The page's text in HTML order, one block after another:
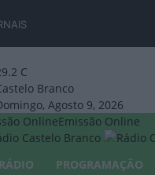
C
Branco
Agosto 9, 2026
OnlineEmissão Online
PROGRAMAÇÃO